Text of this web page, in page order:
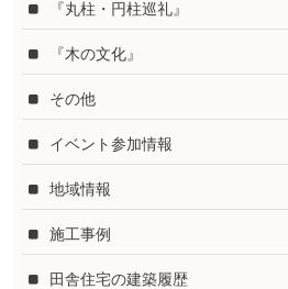
『丸柱・円柱巡礼』
『木の文化』
その他
イベント参加情報
地域情報
施工事例
田舎住宅の建築履歴